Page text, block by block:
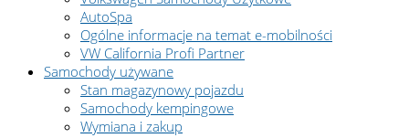
AutoSpa
Ogólne informacje na temat e-mobilności
VW California Profi Partner
Samochody używane
Stan magazynowy pojazdu
Samochody kempingowe
Wymiana i zakup